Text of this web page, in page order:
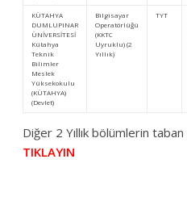
KÜTAHYA
DUMLUPINAR
ÜNİVERSİTESİ
Kütahya
Teknik
Bilimler
Meslek
Yüksekokulu
(KÜTAHYA)
(Devlet)
Bilgisayar
Operatörlüğü
(KKTC
Uyruklu) (2
Yıllık)
TYT
Diğer 2 Yıllık bölümlerin
TIKLAYIN